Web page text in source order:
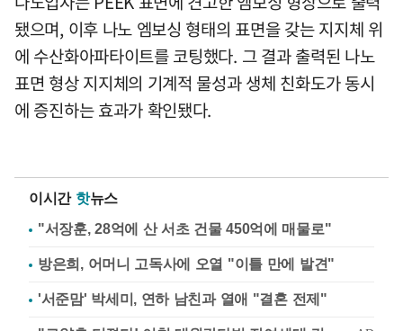
됐으며, 이후 나노 엠보싱 형태의 표면을 갖는 지지체 위
에 수산화아파타이트를 코팅했다. 그 결과 출력된 나노
표면 형상 지지체의 기계적 물성과 생체 친화도가 동시
에 증진하는 효과가 확인됐다.
이시간 핫뉴스
"서장훈, 28억에 산 서초 건물 450억에 매물로"
방은희, 어머니 고독사에 오열 "이틀 만에 발견"
'서준맘' 박세미, 연하 남친과 열애 "결혼 전제"